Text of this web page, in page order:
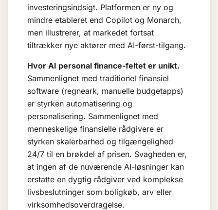
investeringsindsigt. Platformen er ny og
mindre etableret end Copilot og Monarch,
men illustrerer, at markedet fortsat
tiltrækker nye aktører med AI-først-tilgang.
Hvor AI personal finance-feltet er unikt.
Sammenlignet med traditionel finansiel
software (regneark, manuelle budgetapps)
er styrken automatisering og
personalisering. Sammenlignet med
menneskelige finansielle rådgivere er
styrken skalerbarhed og tilgængelighed
24/7 til en brøkdel af prisen. Svagheden er,
at ingen af de nuværende AI-løsninger kan
erstatte en dygtig rådgiver ved komplekse
livsbeslutninger som boligkøb, arv eller
virksomhedsoverdragelse.